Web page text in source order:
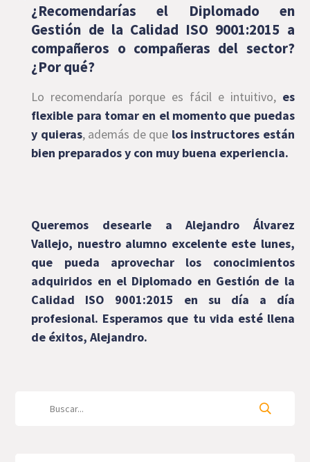
¿Recomendarías el Diplomado en
Gestión de la Calidad ISO 9001:2015 a
compañeros o compañeras del sector?
¿Por qué?
Lo recomendaría porque es fácil e intuitivo, es
flexible para tomar en el momento que puedas
y quieras, además de que los instructores están
bien preparados y con muy buena experiencia.
Queremos desearle a Alejandro Álvarez
Vallejo, nuestro alumno excelente este lunes,
que pueda aprovechar los conocimientos
adquiridos en el Diplomado en Gestión de la
Calidad ISO 9001:2015 en su día a día
profesional. Esperamos que tu vida esté llena
de éxitos, Alejandro.